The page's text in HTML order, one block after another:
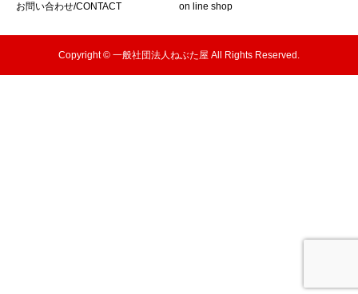
お問い合わせ/CONTACT on line shop
Copyright © 一般社団法人ねぶた屋 All Rights Reserved.